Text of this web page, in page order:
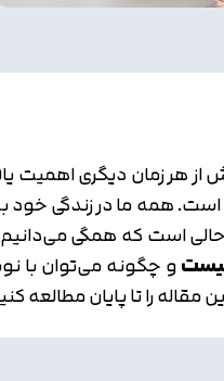
از هر زمان دیگری
است. همه ما در زندگی
است که همگی می‌دانیم
و چگونه می‌توان با
را تا پایان مطالعه